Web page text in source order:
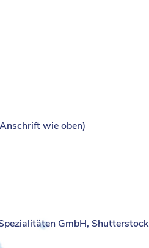
wie oben)
GmbH, Shutterstock